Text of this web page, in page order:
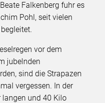
Falkenberg fuhr es
Pohl, seit vielen
vor dem
jubelnden
sind die Strapazen
vergessen. In der
langen und 40 Kilo